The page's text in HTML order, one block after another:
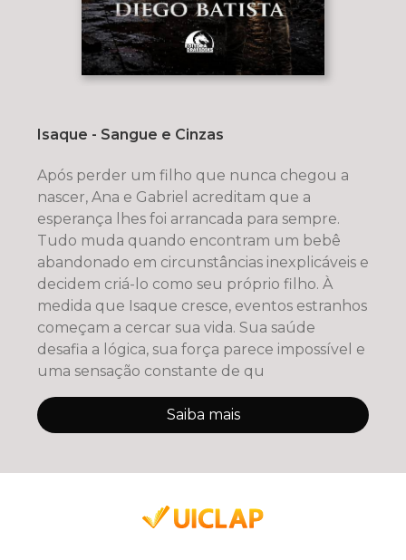
Isaque - Sangue e Cinzas
Após perder um filho que nunca chegou a
nascer, Ana e Gabriel acreditam que a
esperança lhes foi arrancada para sempre.
Tudo muda quando encontram um bebê
abandonado em circunstâncias inexplicáveis e
decidem criá-lo como seu próprio filho. À
medida que Isaque cresce, eventos estranhos
começam a cercar sua vida. Sua saúde
desafia a lógica, sua força parece impossível e
uma sensação constante de qu
Saiba mais